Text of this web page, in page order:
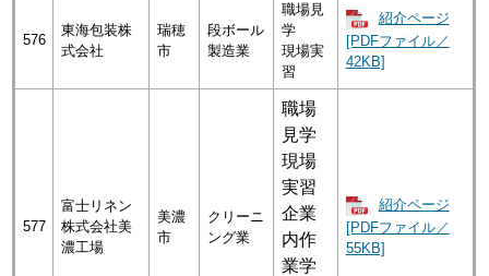
576
東海包装株
式会社
瑞穂
市
段ボール
製造業
職場見
学
現場実
習
紹介ページ
[PDFファイル／
42KB]
577
富士リネン
株式会社美
濃工場
美濃
市
クリーニ
ング業
職場
見学
現場
実習
企業
内作
業学
紹介ページ
[PDFファイル／
55KB]